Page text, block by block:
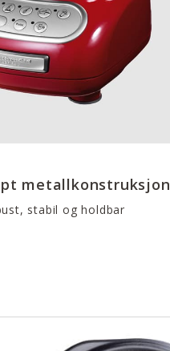
metallkonstruksjon
stabil og holdbar